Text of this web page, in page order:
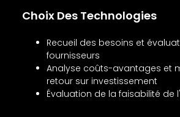
Choix Des Technologies
Recueil des besoins et
fournisseurs
Analyse coûts-avantages et
retour sur investissement
Évaluation de la faisabilité de